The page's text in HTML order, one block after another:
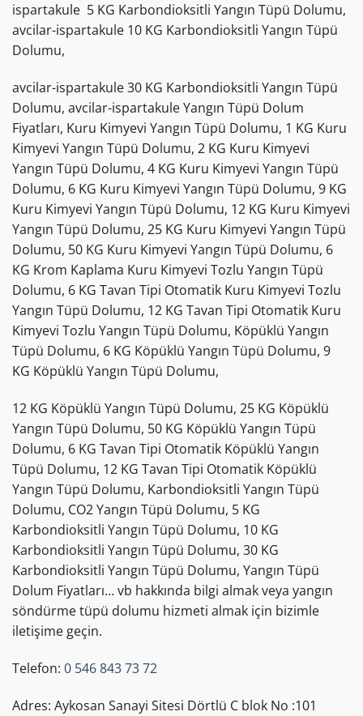
ispartakule 5 KG Karbondioksitli Yangın Tüpü Dolumu,
avcilar-ispartakule 10 KG Karbondioksitli Yangın Tüpü
Dolumu,
avcilar-ispartakule 30 KG Karbondioksitli Yangın Tüpü
Dolumu, avcilar-ispartakule Yangın Tüpü Dolum
Fiyatları, Kuru Kimyevi Yangın Tüpü Dolumu, 1 KG Kuru
Kimyevi Yangın Tüpü Dolumu, 2 KG Kuru Kimyevi
Yangın Tüpü Dolumu, 4 KG Kuru Kimyevi Yangın Tüpü
Dolumu, 6 KG Kuru Kimyevi Yangın Tüpü Dolumu, 9 KG
Kuru Kimyevi Yangın Tüpü Dolumu, 12 KG Kuru Kimyevi
Yangın Tüpü Dolumu, 25 KG Kuru Kimyevi Yangın Tüpü
Dolumu, 50 KG Kuru Kimyevi Yangın Tüpü Dolumu, 6
KG Krom Kaplama Kuru Kimyevi Tozlu Yangın Tüpü
Dolumu, 6 KG Tavan Tipi Otomatik Kuru Kimyevi Tozlu
Yangın Tüpü Dolumu, 12 KG Tavan Tipi Otomatik Kuru
Kimyevi Tozlu Yangın Tüpü Dolumu, Köpüklü Yangın
Tüpü Dolumu, 6 KG Köpüklü Yangın Tüpü Dolumu, 9
KG Köpüklü Yangın Tüpü Dolumu,
12 KG Köpüklü Yangın Tüpü Dolumu, 25 KG Köpüklü
Yangın Tüpü Dolumu, 50 KG Köpüklü Yangın Tüpü
Dolumu, 6 KG Tavan Tipi Otomatik Köpüklü Yangın
Tüpü Dolumu, 12 KG Tavan Tipi Otomatik Köpüklü
Yangın Tüpü Dolumu, Karbondioksitli Yangın Tüpü
Dolumu, CO2 Yangın Tüpü Dolumu, 5 KG
Karbondioksitli Yangın Tüpü Dolumu, 10 KG
Karbondioksitli Yangın Tüpü Dolumu, 30 KG
Karbondioksitli Yangın Tüpü Dolumu, Yangın Tüpü
Dolum Fiyatları… vb hakkında bilgi almak veya yangın
söndürme tüpü dolumu hizmeti almak için bizimle
iletişime geçin.
Telefon: 0 546 843 73 72
Adres: Aykosan Sanayi Sitesi Dörtlü C blok No :101